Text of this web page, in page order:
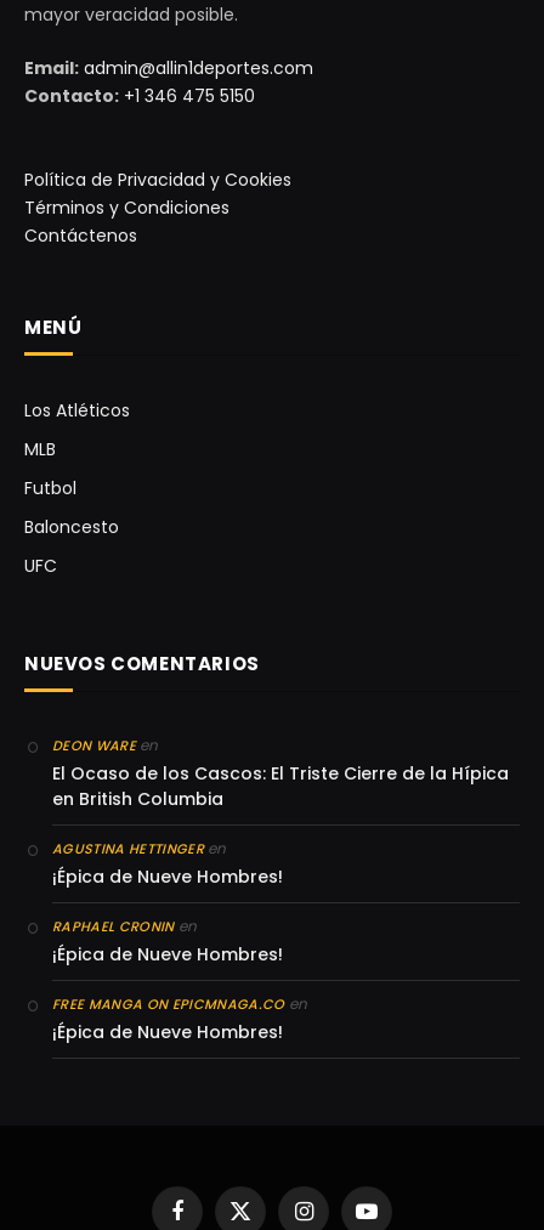
mayor veracidad posible.
Email: admin@allin1deportes.com
Contacto: +1 346 475 5150
Política de Privacidad y Cookies
Términos y Condiciones
Contáctenos
MENÚ
Los Atléticos
MLB
Futbol
Baloncesto
UFC
NUEVOS COMENTARIOS
DEON WAREen
El Ocaso de los Cascos: El Triste Cierre de la Hípica
en British Columbia
AGUSTINA HETTINGERen
¡Épica de Nueve Hombres!
RAPHAEL CRONINen
¡Épica de Nueve Hombres!
FREE MANGA ON EPICMNAGA.COen
¡Épica de Nueve Hombres!
Facebook
X InstagramYouTube